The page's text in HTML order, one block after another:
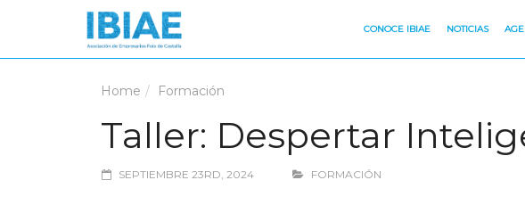
CONOCE IBIAE NOTICIAS
Home Formación
Taller: Despertar
SEPTIEMBRE 23RD, 2024 FORMACIÓN